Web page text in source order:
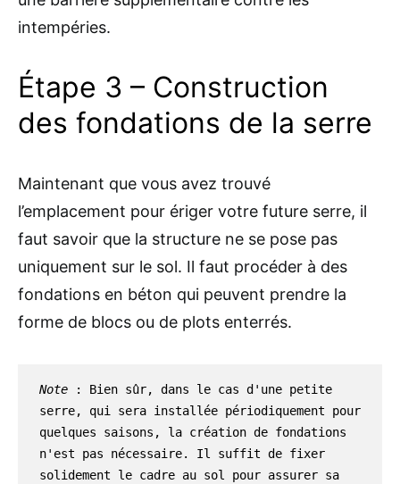
intempéries.
Étape 3 – Construction
des fondations de la serre
Maintenant que vous avez trouvé
l’emplacement pour ériger votre future serre, il
faut savoir que la structure ne se pose pas
uniquement sur le sol. Il faut procéder à des
fondations en béton qui peuvent prendre la
forme de blocs ou de plots enterrés.
Note
: Bien sûr, dans le cas d'une petite
serre, qui sera installée périodiquement pour
quelques saisons, la création de fondations
n'est pas nécessaire. Il suffit de fixer
solidement le cadre au sol pour assurer sa